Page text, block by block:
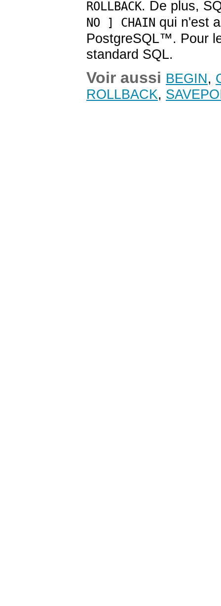
ROLLBACK. De plus,
NO ] CHAIN qui n'est
PostgreSQL™. Pour
standard SQL.
Voir aussi BEGIN,
ROLLBACK,